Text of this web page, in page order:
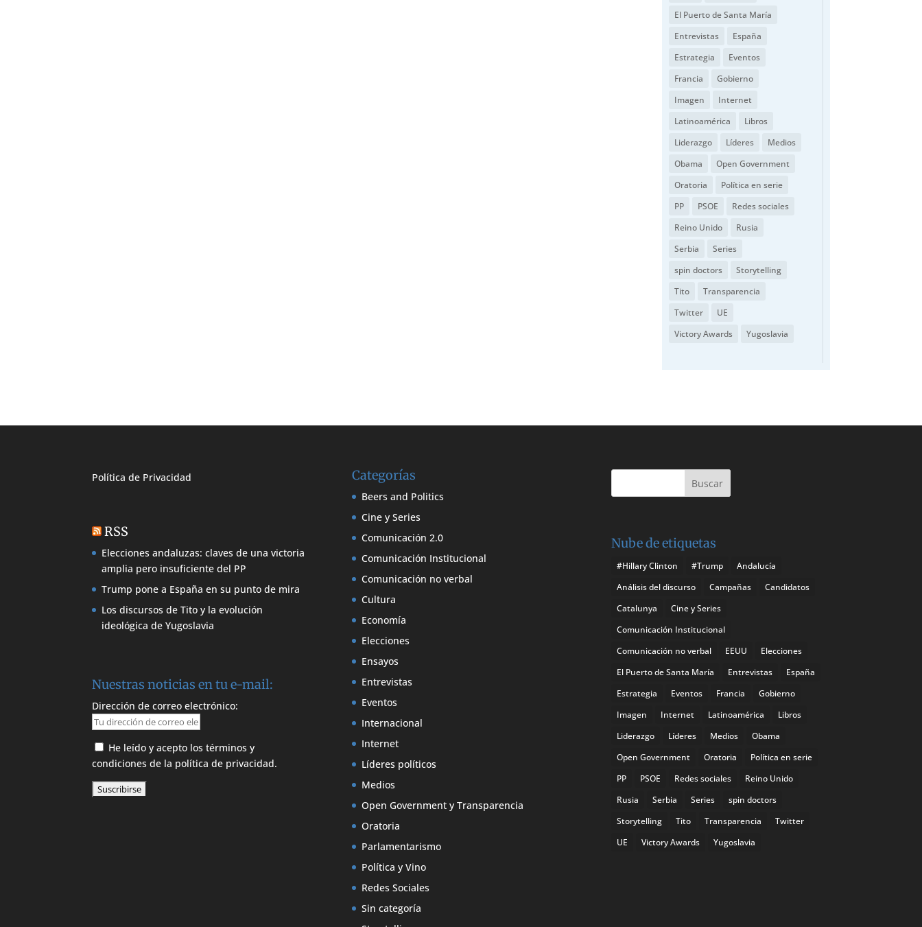
El Puerto de Santa María
Entrevistas
España
Estrategia
Eventos
Francia
Gobierno
Imagen
Internet
Latinoamérica
Libros
Liderazgo
Líderes
Medios
Obama
Open Government
Oratoria
Política en serie
PP
PSOE
Redes sociales
Reino Unido
Rusia
Serbia
Series
spin doctors
Storytelling
Tito
Transparencia
Twitter
UE
Victory Awards
Yugoslavia
Política de Privacidad
RSS
Elecciones andaluzas: claves de una victoria
amplia pero insuficiente del PP
Trump pone a España en su punto de mira
Los discursos de Tito y la evolución
ideológica de Yugoslavia
Nuestras noticias en tu e-mail:
Dirección de correo electrónico:
He leído y acepto los términos y
condiciones de la política de privacidad.
Categorías
Beers and Politics
Cine y Series
Comunicación 2.0
Comunicación Institucional
Comunicación no verbal
Cultura
Economía
Elecciones
Ensayos
Entrevistas
Eventos
Internacional
Internet
Líderes políticos
Medios
Open Government y Transparencia
Oratoria
Parlamentarismo
Política y Vino
Redes Sociales
Sin categoría
Nube de etiquetas
#Hillary Clinton #Trump
Andalucía
Análisis del discurso
Campañas
Candidatos
Catalunya
Cine y Series
Comunicación Institucional
Comunicación no verbal
EEUU
Elecciones
El Puerto de Santa María
Entrevistas
España
Estrategia
Eventos Francia
Gobierno
Imagen
Internet Latinoamérica
Libros
Liderazgo
Líderes Medios
Obama
Open Government
Oratoria
Política en serie
PP
PSOE Redes sociales
Reino Unido
Rusia
Serbia Series
spin doctors
Storytelling
Tito Transparencia
Twitter
UE
Victory Awards Yugoslavia